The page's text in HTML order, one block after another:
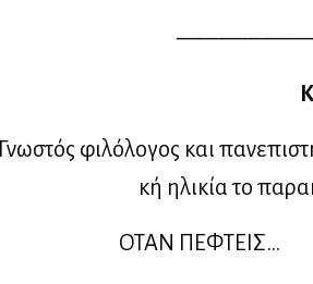
Γνω­στός φι­λό­λο­γος και
κή ηλι­κία το
ΟΤΑΝ ΠΕΦΤΕΙΣ…